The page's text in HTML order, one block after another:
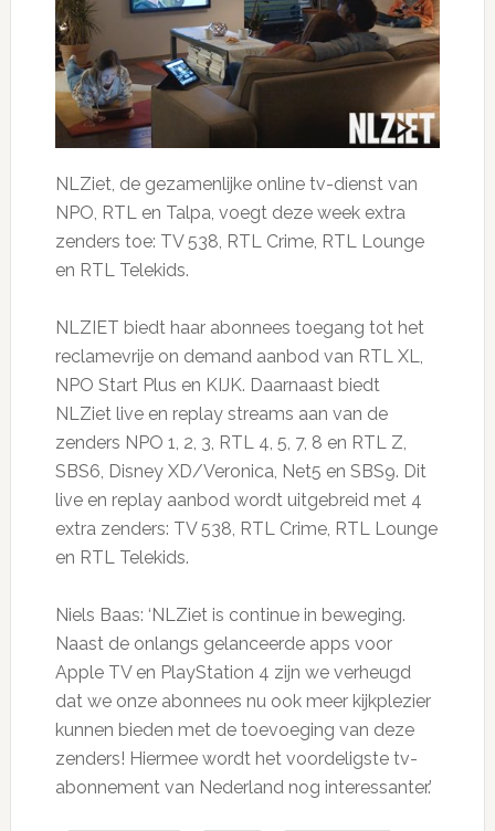
NLZiet, de gezamenlijke online tv-dienst van
NPO, RTL en Talpa, voegt deze week extra
zenders toe: TV 538, RTL Crime, RTL Lounge
en RTL Telekids.
NLZIET biedt haar abonnees toegang tot het
reclamevrije on demand aanbod van RTL XL,
NPO Start Plus en KIJK. Daarnaast biedt
NLZiet live en replay streams aan van de
zenders NPO 1, 2, 3, RTL 4, 5, 7, 8 en RTL Z,
SBS6, Disney XD/Veronica, Net5 en SBS9. Dit
live en replay aanbod wordt uitgebreid met 4
extra zenders: TV 538, RTL Crime, RTL Lounge
en RTL Telekids.
Niels Baas: ‘NLZiet is continue in beweging.
Naast de onlangs gelanceerde apps voor
Apple TV en PlayStation 4 zijn we verheugd
dat we onze abonnees nu ook meer kijkplezier
kunnen bieden met de toevoeging van deze
zenders! Hiermee wordt het voordeligste tv-
abonnement van Nederland nog interessanter.’